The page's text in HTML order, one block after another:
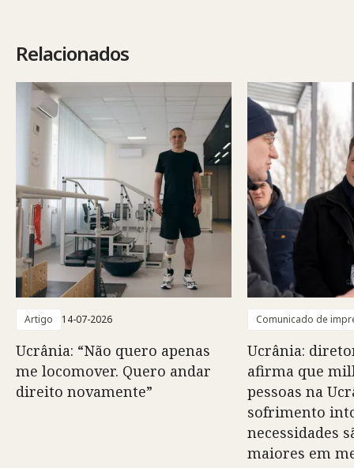
Relacionados
Artigo 14-07-2026
Ucrânia: “Não quero apenas
me locomover. Quero andar
direito novamente”
Comunicado de
Ucrânia:
afirma que
pessoas na
sofrimento
necessidades
maiores em